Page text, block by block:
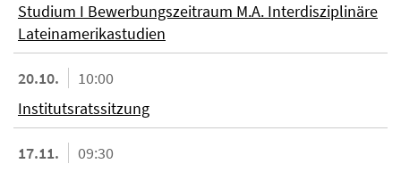
Studium I Bewerbungszeitraum M.A. Interdisziplinäre
Lateinamerikastudien
20.10.
10:00
Institutsratssitzung
17.11.
09:30